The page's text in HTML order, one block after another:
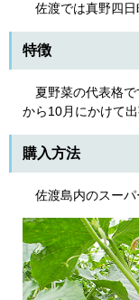
佐渡では真野四日
特徴
夏野菜の代表格で
から10月にかけて出
購入方法
佐渡島内のスーパ